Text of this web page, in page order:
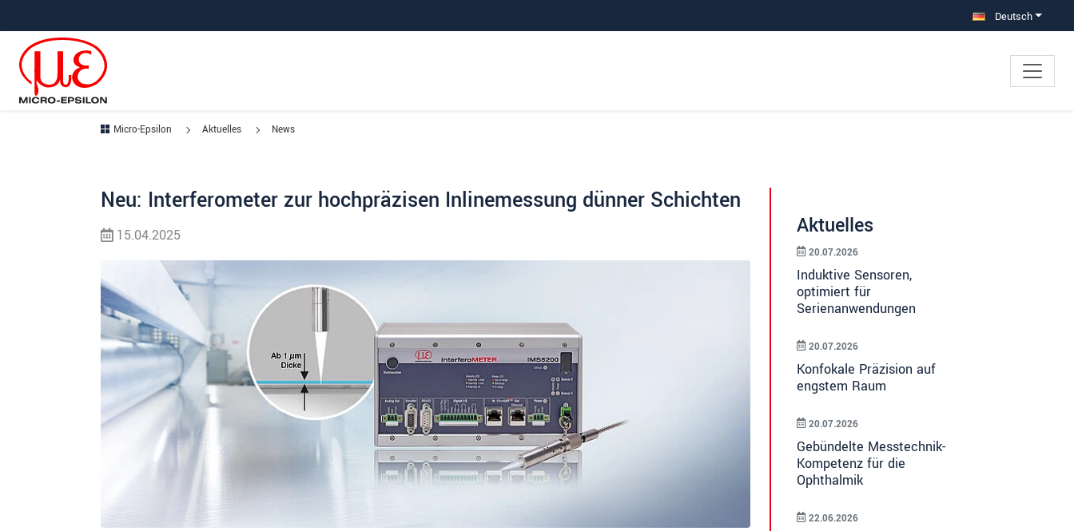
Deutsch
Micro-Epsilon Aktuelles News
Neu: Interferometer zur hochpräzisen Inlinemessung dünner Schichten
15.04.2025 Aktuelles
Induktive Sensoren,
optimiert für
Serienanwendungen
20.07.2026
Konfokale Präzision auf
engstem Raum
20.07.2026
Gebündelte Messtechnik-
Kompetenz für die
Ophthalmik
20.07.2026
22.06.2026